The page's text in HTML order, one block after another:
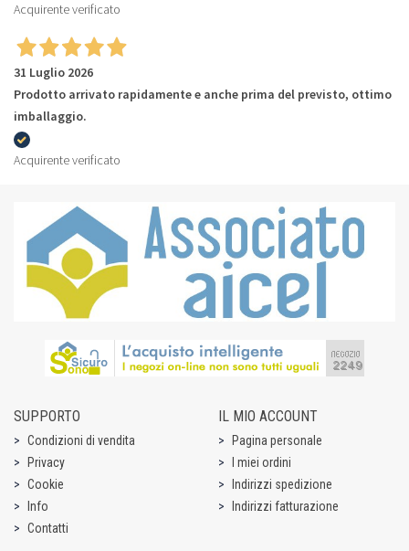
Acquirente verificato
31 Luglio 2026
Prodotto arrivato rapidamente e anche prima del previsto, ottimo
imballaggio.
Acquirente verificato
SUPPORTO
Condizioni di vendita
Privacy
Cookie
Info
Contatti
IL MIO ACCOUNT
Pagina personale
I miei ordini
Indirizzi spedizione
Indirizzi fatturazione